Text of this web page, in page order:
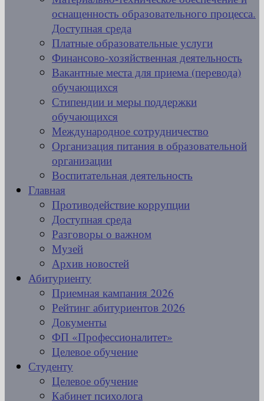
оснащенность образовательного процесса.
Доступная среда
Платные образовательные услуги
Финансово-хозяйственная деятельность
Вакантные места для приема (перевода)
обучающихся
Стипендии и меры поддержки
обучающихся
Международное сотрудничество
Организация питания в образовательной
организации
Воспитательная деятельность
Главная
Противодействие коррупции
Доступная среда
Разговоры о важном
Музей
Архив новостей
Абитуриенту
Приемная кампания 2026
Рейтинг абитуриентов 2026
Документы
ФП «Профессионалитет»
Целевое обучение
Студенту
Целевое обучение
Кабинет психолога